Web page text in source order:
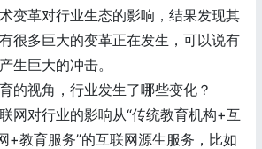
变革对行业生态的影响，结果发现其
很多巨大的变革正在发生，可以说有
生巨大的冲击。
的视角，行业发生了哪些变化？
网对行业的影响从“传统教育机构+互
+教育服务”的互联网源生服务，比如